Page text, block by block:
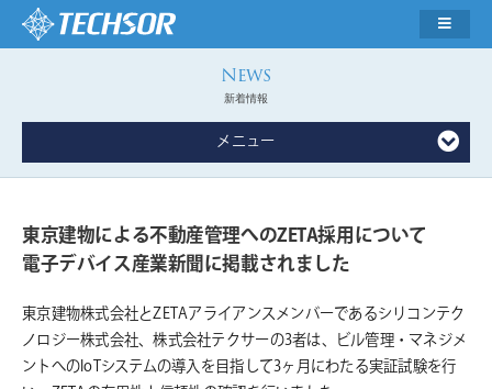
新着情報
メニュー
東京建物による不動産管理へのZETA採用について
電子デバイス産業新聞に掲載されました
東京建物株式会社とZETAアライアンスメンバーであるシリコンテク
ノロジー株式会社、株式会社テクサーの3者は、ビル管理・マネジメ
ントへのIoTシステムの導入を目指して3ヶ月にわたる実証試験を行